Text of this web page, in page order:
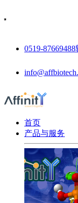
0519-87669488
首页
产品与服务